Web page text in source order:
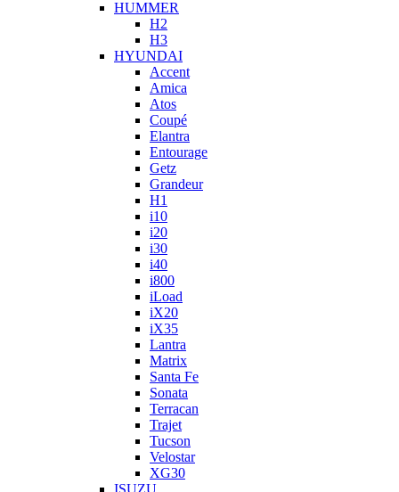
HUMMER
H2
H3
HYUNDAI
Accent
Amica
Atos
Coupé
Elantra
Entourage
Getz
Grandeur
H1
i10
i20
i30
i40
i800
iLoad
iX20
iX35
Lantra
Matrix
Santa Fe
Sonata
Terracan
Trajet
Tucson
Velostar
XG30
ISUZU